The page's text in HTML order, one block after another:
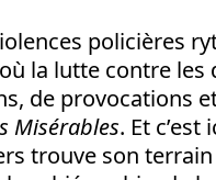
policières
la lutte contre
de provocations
Misérables. Et
trouve son